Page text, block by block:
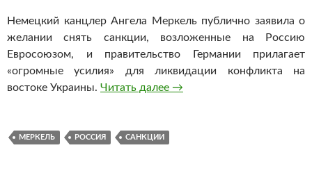
Немецкий канцлер Ангела Меркель публично заявила о
желании снять санкции, возложенные на Россию
Евросоюзом, и правительство Германии прилагает
«огромные усилия» для ликвидации конфликта на
востоке Украины. Читать далее Ангела Меркель
→
МЕРКЕЛЬ РОССИЯ САНКЦИИ